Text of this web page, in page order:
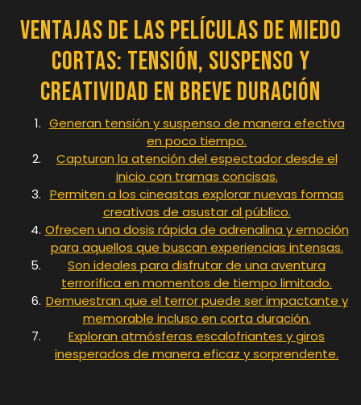
Ventajas de las Películas de Miedo
Cortas: Tensión, Suspenso y
Creatividad en Breve Duración
Generan tensión y suspenso de manera efectiva
en poco tiempo.
Capturan la atención del espectador desde el
inicio con tramas concisas.
Permiten a los cineastas explorar nuevas formas
creativas de asustar al público.
Ofrecen una dosis rápida de adrenalina y emoción
para aquellos que buscan experiencias intensas.
Son ideales para disfrutar de una aventura
terrorífica en momentos de tiempo limitado.
Demuestran que el terror puede ser impactante y
memorable incluso en corta duración.
Exploran atmósferas escalofriantes y giros
inesperados de manera eficaz y sorprendente.